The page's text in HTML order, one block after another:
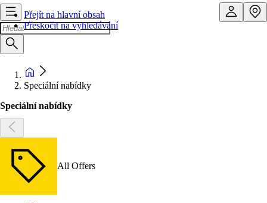
Přejít na hlavní obsah
Přeskočit na vyhledávání
Speciální nabídky
Speciální nabídky
All Offers